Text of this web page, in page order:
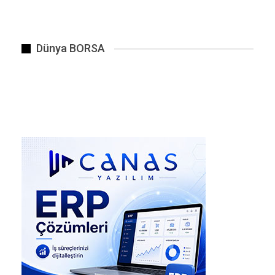
Genel Müdürlüğü, Kars Selim’deki Karakurt
yargı eliyle bu toprağa layık gördüğü bedel ne
kadar? Tam olarak 47.336,92 TL! Matematik
yalan söylemez: Koskoca devlet, vatandaşın
toprağına metrekare başına ortalama 64 TL
değer biçiyor! Aynı davada, bir diğer parseldeki
(116 ada 13 parsel) 145 metrekarelik alan için
ise toplam 9.302 TL reva görülüyor. Türkiye’de
bir kilo etin veya metropollerde sıradan bir
akşam yemeğinin binlerce liraya ulaştığı
Dünya BORSA